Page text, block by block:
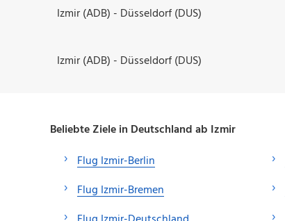
Izmir (ADB) - Düsseldorf (DUS)
Izmir (ADB) - Düsseldorf (DUS)
Beliebte Ziele in Deutschland ab Izmir
Flug Izmir-Berlin
Flug Izmir-Bremen